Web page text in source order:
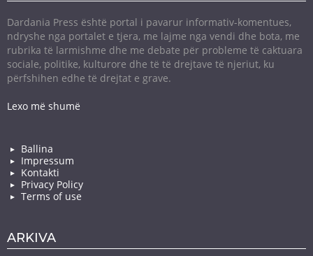
Dardania Press është portal i pavarur informativ-komentues,
ndryshe nga portalet e tjera, me lajme nga vendi dhe bota, me
rubrika të larmishme dhe me debate për probleme të caktuara
sociale, politike, kulturore dhe të të drejtave të njeriut, ku
përfshihen edhe të drejtat e grave.
Lexo më shumë
Ballina
Impressum
Kontakti
Privacy Policy
Terms of use
ARKIVA